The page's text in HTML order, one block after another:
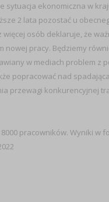
ekonomiczna w
2 lata pozostać u
osób deklaruje, że
pracy. Będziemy
w mediach problem z
popracować nad
przewagi konkurencyjnej
pracowników. Wyniki